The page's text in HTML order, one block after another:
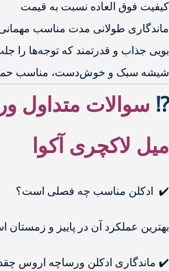
کیفیت فوق العاده نسبت به قیمت
ماندگاری طولانی مدت مناسب
بویی جذاب و قدرتمند که توجه‌ها را
شیشه سبک و خوش‌دست، مناسب حمل
⁉️ سوالات متداول
میل لاکچری آکوا
✔️ ادکلن مناسب چه فصلی است؟
بهترین عملکرد آن در پاییز و زمستان
✔️ ماندگاری ادکلن ورساچه اروس